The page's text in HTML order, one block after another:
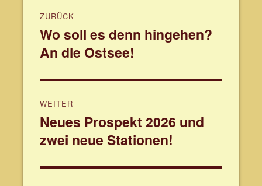
ZURÜCK
Vorheriger
Beitrag:
Wo soll es denn hingehen?
An die Ostsee!
WEITER
Nächster
Beitrag:
Neues Prospekt 2026 und
zwei neue Stationen!